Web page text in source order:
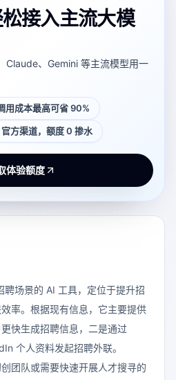
接入主流大模
Claude、Gemini 等主流模型用一
用成本最高可省 90%
官方渠道，额度 0 掺水
体验额度
场景的 AI 工具，定位于提升招
率。根据现有信息，它主要提供
快生成招聘信息，二是通过
个人资料发起招聘外联。
团队或需要快速开展人才搜寻的